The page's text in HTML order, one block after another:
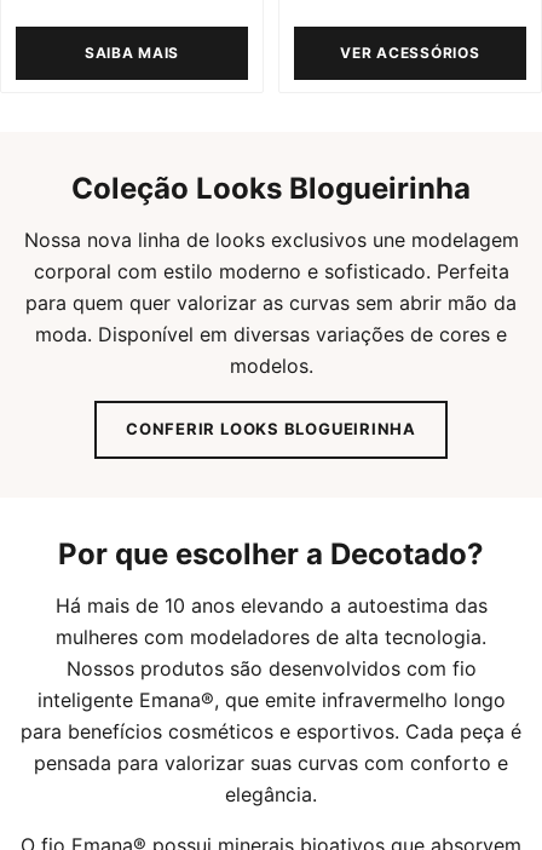
SAIBA MAIS VER ACESSÓRIOS
Coleção Looks Blogueirinha
Nossa nova linha de looks exclusivos une modelagem
corporal com estilo moderno e sofisticado. Perfeita
para quem quer valorizar as curvas sem abrir mão da
moda. Disponível em diversas variações de cores e
modelos.
CONFERIR LOOKS BLOGUEIRINHA
Por que escolher a Decotado?
Há mais de 10 anos elevando a autoestima das
mulheres com modeladores de alta tecnologia.
Nossos produtos são desenvolvidos com fio
inteligente Emana®, que emite infravermelho longo
para benefícios cosméticos e esportivos. Cada peça é
pensada para valorizar suas curvas com conforto e
elegância.